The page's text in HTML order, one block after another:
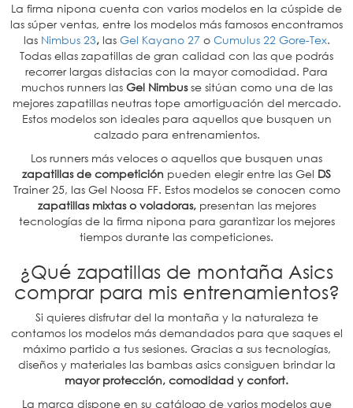
La firma nipona cuenta con varios modelos en la cúspide de
las súper ventas, entre los modelos más famosos encontramos
las Nimbus 23,las Gel Kayano 27o Cumulus 22 Gore-Tex.
Todas ellas zapatillas de gran calidad con las que podrás
recorrer largas distacias con la mayor comodidad. Para
muchos runners las Gel Nimbusse sitúan como una de las
mejores zapatillas neutras tope amortiguación del mercado.
Estos modelos son ideales para aquellos que busquen un
calzado para entrenamientos.
Los runners más veloces o aquellos que busquen unas
zapatillas de competición pueden elegir entre las Gel DS
Trainer 25, las Gel Noosa FF. Estos modelos se conocen como
zapatillas mixtas o voladoras,presentan las mejores
tecnologías de la firma nipona para garantizar los mejores
tiempos durante las competiciones.
¿Qué zapatillas de montaña Asics
comprar para mis entrenamientos?
Si quieres disfrutar del la montaña y la naturaleza te
contamos los modelos más demandados para que saques el
máximo partido a tus sesiones. Gracias a sus tecnologías,
diseños y materiales las bambas asics consiguen brindar la
mayor protección, comodidad y confort.
La marca dispone en su catálogo de varios modelos que